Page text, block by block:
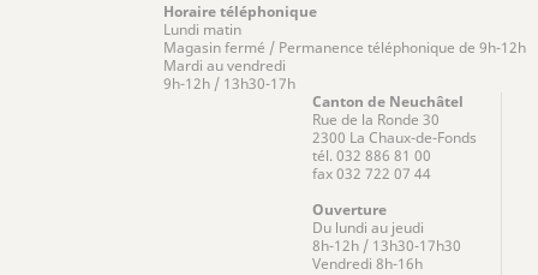
Horaire téléphonique
Lundi matin
Magasin fermé / Permanence téléphonique de 9h-12h
Mardi au vendredi
9h-12h / 13h30-17h
Canton de Neuchâtel
Rue de la Ronde 30
2300 La Chaux-de-Fonds
tél. 032 886 81 00
fax 032 722 07 44
Ouverture
Du lundi au jeudi
8h-12h / 13h30-17h30
Vendredi 8h-16h